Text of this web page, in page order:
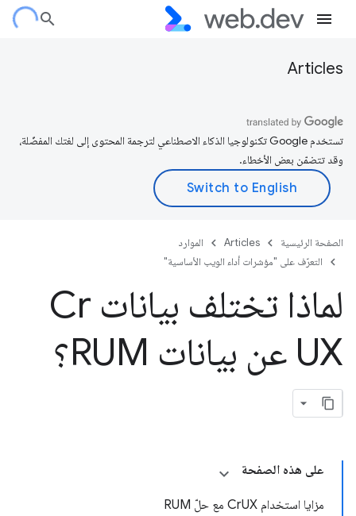
Articles
تستخدم Google تكنولوجيا الذكاء الاصطناعي لترجمة المحتوى إلى لغتك المفضّلة،
وقد تتضمّن بعض الأخطاء.
الصفحة الرئيسية Articles
الموارد
التعرّف على "مؤشرات أداء الويب الأساسية"
لماذا تختلف بيانات Cr
UX عن بيانات RUM؟
على هذه الصفحة
مزايا استخدام CrUX مع حلّ RUM